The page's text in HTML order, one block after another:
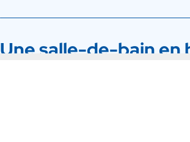
Une salle-de-bain en